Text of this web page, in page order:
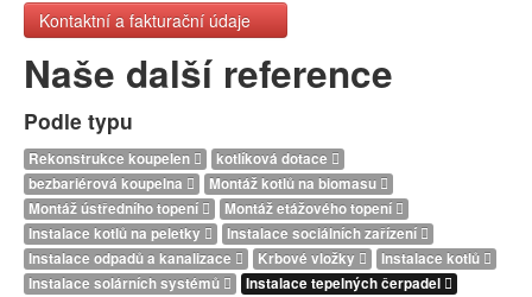
Kontaktní a fakturační údaje
Naše další reference
Podle typu
Rekonstrukce koupelen
kotlíková dotace
bezbariérová koupelna
Montáž kotlů na biomasu
Montáž ústředního topení
Montáž etážového topení
Instalace kotlů na peletky
Instalace sociálních zařízení
Instalace odpadů a kanalizace
Krbové vložky
Instalace kotlů
Instalace solárních systémů
Instalace tepelných čerpadel